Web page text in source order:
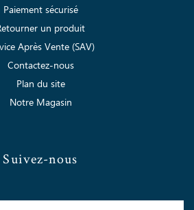
Paiement sécurisé
un produit
Après Vente (SAV)
Contactez-nous
Plan du site
Notre Magasin
Suivez-nous